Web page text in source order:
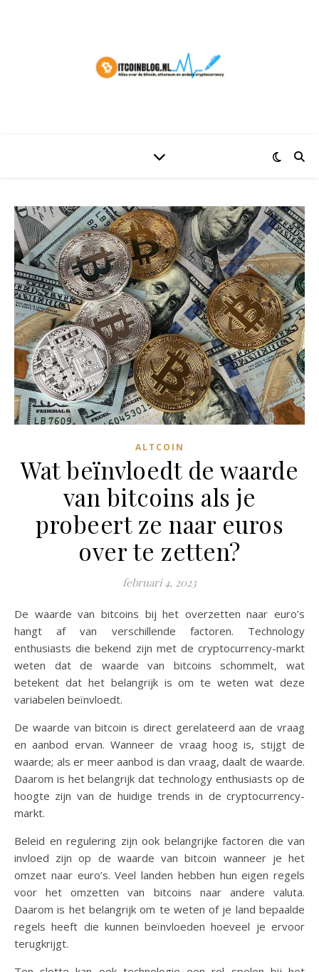
ALTCOIN
Wat beïnvloedt de waarde
van bitcoins als je
probeert ze naar euros
over te zetten?
februari 4, 2023
De waarde van bitcoins bij het overzetten naar euro’s
hangt af van verschillende factoren. Technology
enthusiasts die bekend zijn met de cryptocurrency-markt
weten dat de waarde van bitcoins schommelt, wat
betekent dat het belangrijk is om te weten wat deze
variabelen beïnvloedt.
De waarde van bitcoin is direct gerelateerd aan de vraag
en aanbod ervan. Wanneer de vraag hoog is, stijgt de
waarde; als er meer aanbod is dan vraag, daalt de waarde.
Daarom is het belangrijk dat technology enthusiasts op de
hoogte zijn van de huidige trends in de cryptocurrency-
markt.
Beleid en regulering zijn ook belangrijke factoren die van
invloed zijn op de waarde van bitcoin wanneer je het
omzet naar euro’s. Veel landen hebben hun eigen regels
voor het omzetten van bitcoins naar andere valuta.
Daarom is het belangrijk om te weten of je land bepaalde
regels heeft die kunnen beïnvloeden hoeveel je ervoor
terugkrijgt.